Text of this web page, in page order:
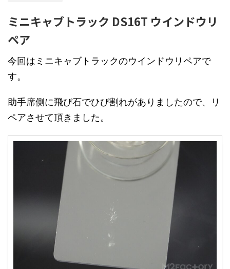
ミニキャブトラック DS16T ウインドウリ
ペア
今回はミニキャブトラックのウインドウリペアで
す。
助手席側に飛び石でひび割れがありましたので、リ
ペアさせて頂きました。